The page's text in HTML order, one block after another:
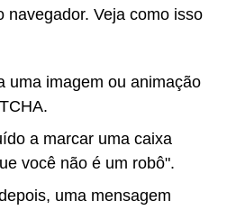
navegador. Veja como isso
uma imagem ou animação
a marcar uma caixa
você não é um robô".
uma mensagem